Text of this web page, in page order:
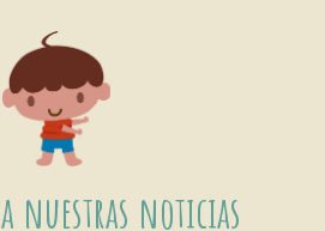
a nuestras noticias